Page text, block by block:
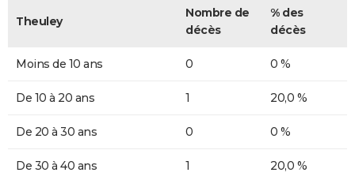
Theuley
Nombre de
décès
% des
décès
Moins de 10 ans 0 0 %
De 10 à 20 ans 1 20,0 %
De 20 à 30 ans 0 0 %
De 30 à 40 ans 1 20,0 %